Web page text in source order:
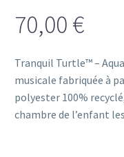
70,00 €
Tranquil Turtle™ –
musicale fabriquée à
polyester 100%
chambre de l’enfant